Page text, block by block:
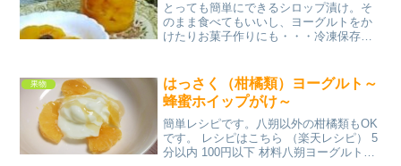
とっても簡単にできるシロップ漬け。そ
のまま食べてもいいし、ヨーグルトをか
けたりお菓子作りにも・・・冷凍保存し
円以下 材料びわ砂糖水クエン酸みんなの
レビュー
果物
はっさく（柑橘類）ヨーグルト～
蜂蜜ホイップがけ～
簡単レシピです。八朔以外の柑橘類もOK
です。 レシピはこちら （楽天レシピ） 5
分以内 100円以下 材料八朔ヨーグルトホ